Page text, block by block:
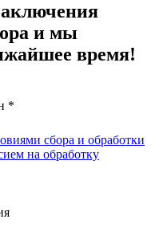
и мы
время!
*
сбора и обработки
на обработку